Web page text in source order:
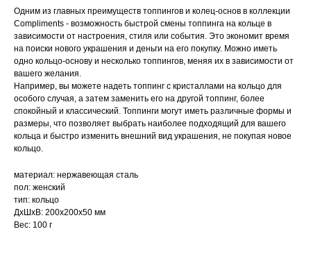
Одним из главных преимуществ топпингов и колец-основ в коллекции
Compliments - возможность быстрой смены топпинга на кольце в
зависимости от настроения, стиля или события. Это экономит время
на поиски нового украшения и деньги на его покупку. Можно иметь
одно кольцо-основу и несколько топпингов, меняя их в зависимости от
вашего желания.
Например, вы можете надеть топпинг с кристаллами на кольцо для
особого случая, а затем заменить его на другой топпинг, более
спокойный и классический. Топпинги могут иметь различные формы и
размеры, что позволяет выбрать наиболее подходящий для вашего
кольца и быстро изменить внешний вид украшения, не покупая новое
кольцо.
материал: нержавеющая сталь
пол: женский
тип: кольцо
ДxШxВ: 200x200x50 мм
Вес: 100 г